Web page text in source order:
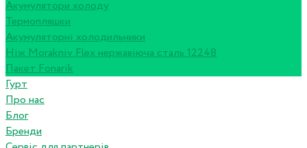
Акумулятори холоду
Термопляшки
Акумуляторні холодильники
Ніж Morakniv Flex нержавіюча сталь 12248
Пакет Fonarik
Гурт
Про нас
Блог
Бренди